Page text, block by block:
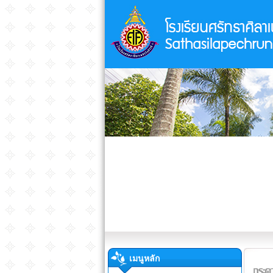
เมนูหลัก